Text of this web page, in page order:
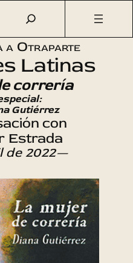
Música
La mujer de
a Otraparte
Latinas
correría
Gutiérrez
con
Estrada
de 2022—